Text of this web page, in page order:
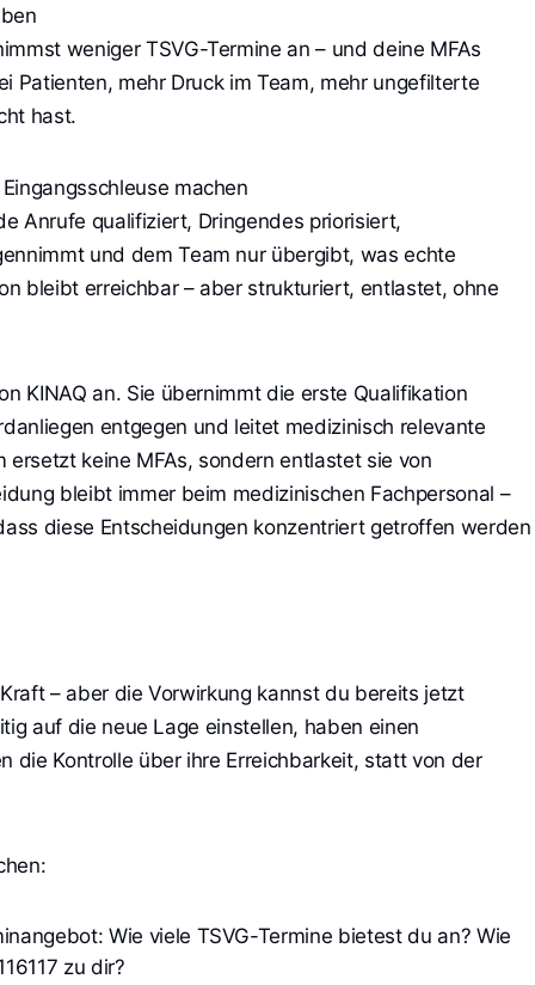
weniger TSVG-Termine an – und deine MFAs
Patienten, mehr Druck im Team, mehr ungefilterte
hast.
machen
Anrufe qualifiziert, Dringendes priorisiert,
und dem Team nur übergibt, was echte
bleibt erreichbar – aber strukturiert, entlastet, ohne
KINAQ an. Sie übernimmt die erste Qualifikation
entgegen und leitet medizinisch relevante
keine MFAs, sondern entlastet sie von
bleibt immer beim medizinischen Fachpersonal –
diese Entscheidungen konzentriert getroffen werden
– aber die Vorwirkung kannst du bereits jetzt
auf die neue Lage einstellen, haben einen
die Kontrolle über ihre Erreichbarkeit, statt von der
Wie viele TSVG-Termine bietest du an? Wie
zu dir?